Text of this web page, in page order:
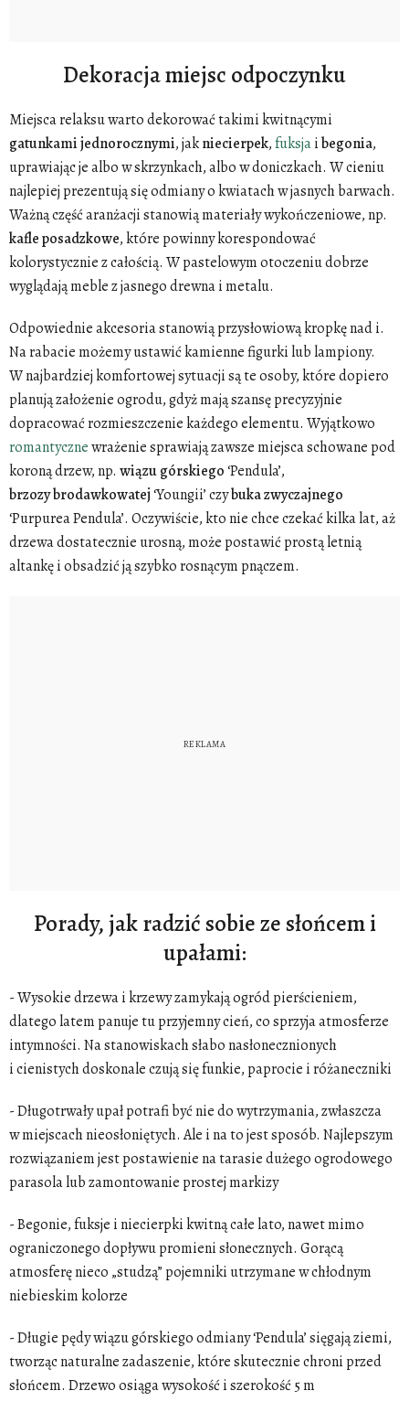
Dekoracja miejsc odpoczynku
Miejsca relaksu warto dekorować takimi kwitnącymi
gatunkamijednorocznymi, jakniecierpek,fuksjaibegonia,
uprawiając je albo w skrzynkach, albo w doniczkach. W cieniu
najlepiej prezentują się odmiany o kwiatach w jasnych barwach.
Ważną część aranżacji stanowią materiały wykończeniowe, np.
kafleposadzkowe, które powinny korespondować
kolorystycznie z całością. W pastelowym otoczeniu dobrze
wyglądają meble z jasnego drewna i metalu.
Odpowiednie akcesoria stanowią przysłowiową kropkę nad i.
Na rabacie możemy ustawić kamienne figurki lub lampiony.
W najbardziej komfortowej sytuacji są te osoby, które dopiero
planują założenie ogrodu, gdyż mają szansę precyzyjnie
dopracować rozmieszczenie każdego elementu. Wyjątkowo
romantycznewrażenie sprawiają zawsze miejsca schowane pod
koroną drzew, np. wiązugórskiego‘Pendula’,
brzozybrodawkowatej‘Youngii’ czybukazwyczajnego
‘Purpurea Pendula’. Oczywiście, kto nie chce czekać kilka lat, aż
drzewa dostatecznie urosną, może postawić prostą letnią
altankę i obsadzić ją szybko rosnącym pnączem.
Porady, jak radzić sobie ze słońcem i
upałami:
- Wysokie drzewa i krzewy zamykają ogród pierścieniem,
dlatego latem panuje tu przyjemny cień, co sprzyja atmosferze
intymności. Na stanowiskach słabo nasłonecznionych
i cienistych doskonale czują się funkie, paprocie i różaneczniki
- Długotrwały upał potrafi być nie do wytrzymania, zwłaszcza
w miejscach nieosłoniętych. Ale i na to jest sposób. Najlepszym
rozwiązaniem jest postawienie na tarasiedużego ogrodowego
parasola lub zamontowanie prostej markizy
- Begonie, fuksje i niecierpki kwitną całe lato, nawet mimo
ograniczonego dopływu promieni słonecznych. Gorącą
atmosferę nieco „studzą” pojemniki utrzymane w chłodnym
niebieskim kolorze
- Długie pędy wiązu górskiego odmiany ‘Pendula’ sięgają ziemi,
tworząc naturalne zadaszenie, które skutecznie chroni przed
słońcem. Drzewo osiąga wysokość i szerokość 5 m